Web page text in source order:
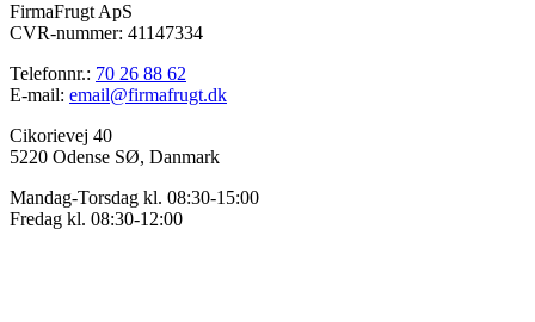
FirmaFrugt ApS
CVR-nummer: 41147334
Telefonnr.: 70 26 88 62
E-mail: email@firmafrugt.dk
Cikorievej 40
5220 Odense SØ, Danmark
Mandag-Torsdag kl. 08:30-15:00
Fredag kl. 08:30-12:00